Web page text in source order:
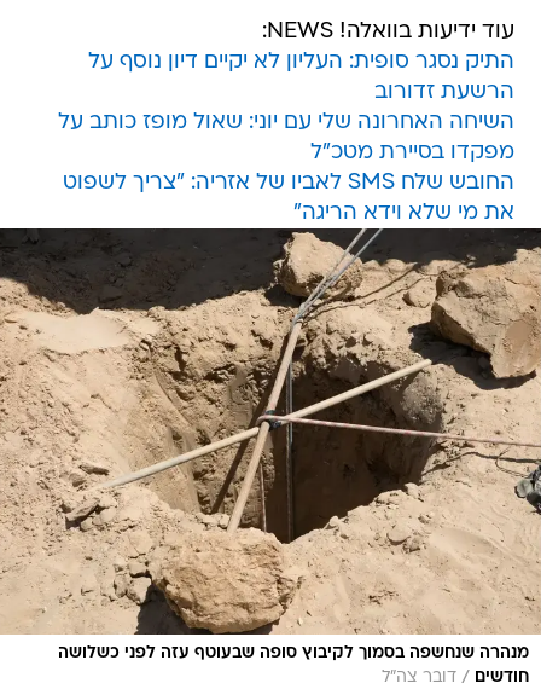
עוד ידיעות בוואלה! NEWS:
התיק נסגר סופית: העליון לא יקיים דיון נוסף על
הרשעת זדורוב
השיחה האחרונה שלי עם יוני: שאול מופז כותב על
מפקדו בסיירת מטכ"ל
החובש שלח SMS לאביו של אזריה: "צריך לשפוט
את מי שלא וידא הריגה"
מנהרה שנחשפה בסמוך לקיבוץ סופה שבעוטף עזה לפני כשלושה
חודשים
/ דובר צה"ל